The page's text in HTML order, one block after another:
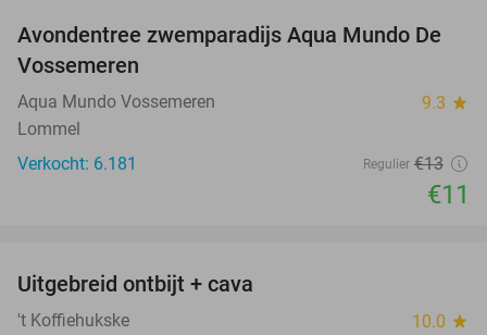
15%
Avondentree zwemparadijs Aqua Mundo De
Vossemeren
Aqua Mundo Vossemeren 9.3 star
Lommel
Verkocht: 6.181
Regulier €13
€11
Uitgebreid ontbijt + cava
't Koffiehukske 10.0 star